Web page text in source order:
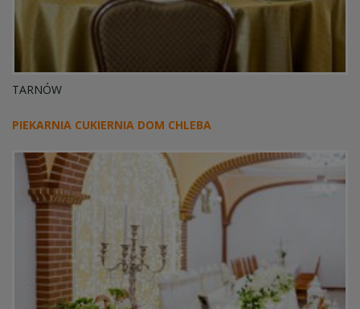
TARNÓW
PIEKARNIA CUKIERNIA DOM CHLEBA